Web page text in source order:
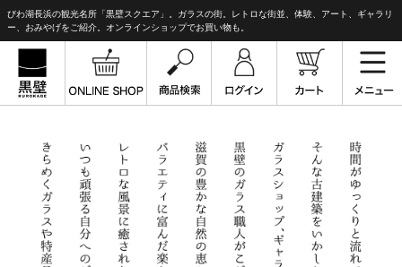
びわ湖長浜の観光名所「黒壁スクエア」。ガラスの街。レトロな街並、体験、アート、ギャラリ
ー、おみやげをご紹介。オンラインショップでお買い物も。